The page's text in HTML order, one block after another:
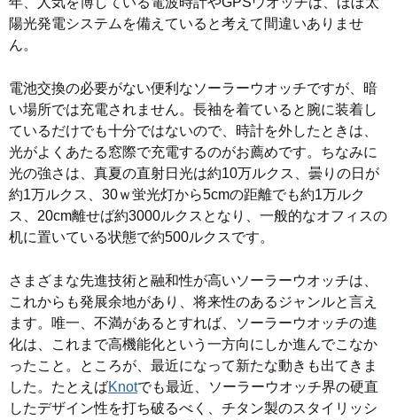
陽光発電システムを備えていると考えて間違いありませ
ん。
電池交換の必要がない便利なソーラーウオッチですが、暗
い場所では充電されません。長袖を着ていると腕に装着し
ているだけでも十分ではないので、時計を外したときは、
光がよくあたる窓際で充電するのがお薦めです。ちなみに
光の強さは、真夏の直射日光は約10万ルクス、曇りの日が
約1万ルクス、30ｗ蛍光灯から5cmの距離でも約1万ルク
ス、20cm離せば約3000ルクスとなり、一般的なオフィスの
机に置いている状態で約500ルクスです。
さまざまな先進技術と融和性が高いソーラーウオッチは、
これからも発展余地があり、将来性のあるジャンルと言え
ます。唯一、不満があるとすれば、ソーラーウオッチの進
化は、これまで高機能化という一方向にしか進んでこなか
ったこと。ところが、最近になって新たな動きも出てきま
した。たとえばKnotでも最近、ソーラーウオッチ界の硬直
したデザイン性を打ち破るべく、チタン製のスタイリッシ